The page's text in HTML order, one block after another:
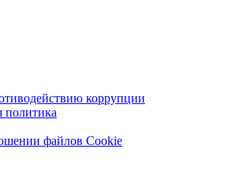
коррупции
политика
файлов Cookie